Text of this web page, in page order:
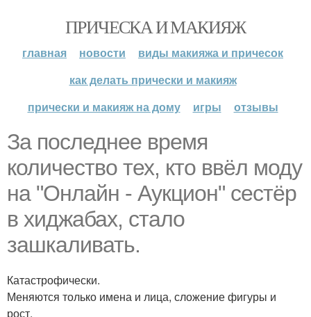
ПРИЧЕСКА И МАКИЯЖ
главная новости
виды макияжа и причесок
как делать прически и макияж
прически и макияж на дому
игры отзывы
За последнее время
количество тех, кто ввёл моду
на "Онлайн - Аукцион" сестёр
в хиджабах, стало
зашкаливать.
Катастрофически.
Меняются только имена и лица, сложение фигуры и
рост.